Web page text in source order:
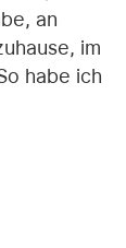
an
im
habe ich